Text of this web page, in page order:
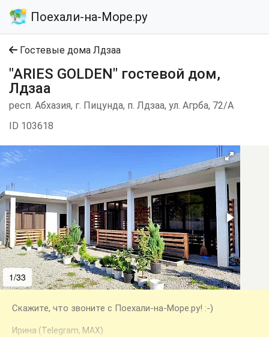
Поехали-на-Море.ру
Гостевые дома Лдзаа
"ARIES GOLDEN" гостевой дом,
Лдзаа
респ. Абхазия, г. Пицунда, п. Лдзаа, ул. Агрба, 72/А
ID 103618
1/33
Скажите, что звоните с Поехали-на-Море.ру! :-)
Ирина (Telegram, MAX)